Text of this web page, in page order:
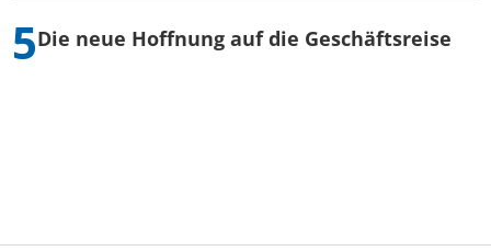
Die neue Hoffnung auf die Geschäftsreise